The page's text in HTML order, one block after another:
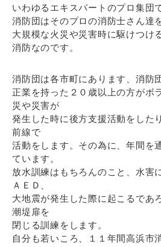
いわゆるエキスパートのプロ集団
消防団はそのプロの消防士さん達
大規模な火災や災害時に駆けつけ
消防なのです。
消防団は各市町にあります、消防
正業を持った２０歳以上の方がボ
災や災害が
発生した時に後方支援活動をした
前線で
活動をします。その為に、年間を
ています。
放水訓練はもちろんのこと、水害
ＡＥＤ、
大地震が発生した際に起こるであ
潮堤扉を
閉じる訓練をします。
自分も若いころ、１１年間高浜市